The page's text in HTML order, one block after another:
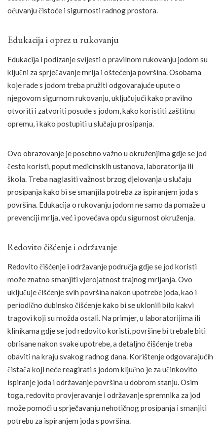
očuvanju čistoće i sigurnosti radnog prostora.
Edukacija i oprez u rukovanju
Edukacija i podizanje svijesti o pravilnom rukovanju jodom su
ključni za sprječavanje mrlja i oštećenja površina. Osobama
koje rade s jodom treba pružiti odgovarajuće upute o
njegovom sigurnom rukovanju, uključujući kako pravilno
otvoriti i zatvoriti posude s jodom, kako koristiti zaštitnu
opremu, i kako postupiti u slučaju prosipanja.
Ovo obrazovanje je posebno važno u okruženjima gdje se jod
često koristi, poput medicinskih ustanova, laboratorija ili
škola. Treba naglasiti važnost brzog djelovanja u slučaju
prosipanja kako bi se smanjila potreba za ispiranjem joda s
površina. Edukacija o rukovanju jodom ne samo da pomaže u
prevenciji mrlja, već i povećava opću sigurnost okruženja.
Redovito čišćenje i održavanje
Redovito čišćenje i održavanje područja gdje se jod koristi
može znatno smanjiti vjerojatnost trajnog mrljanja. Ovo
uključuje čišćenje svih površina nakon upotrebe joda, kao i
periodično dubinsko čišćenje kako bi se uklonili bilo kakvi
tragovi koji su možda ostali. Na primjer, u laboratorijima ili
klinikama gdje se jod redovito koristi, površine bi trebale biti
obrisane nakon svake upotrebe, a detaljno čišćenje treba
obaviti na kraju svakog radnog dana. Korištenje odgovarajućih
čistača koji neće reagirati s jodom ključno je za učinkovito
ispiranje joda i održavanje površina u dobrom stanju. Osim
toga, redovito provjeravanje i održavanje spremnika za jod
može pomoći u sprječavanju nehotičnog prosipanja i smanjiti
potrebu za ispiranjem joda s površina.